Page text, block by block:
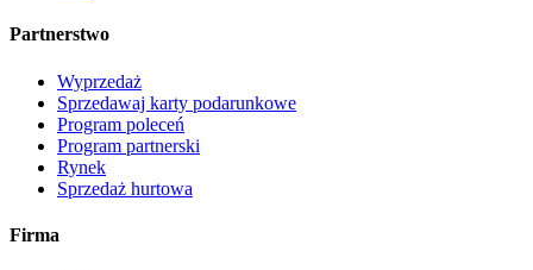
Partnerstwo
Wyprzedaż
Sprzedawaj karty podarunkowe
Program poleceń
Program partnerski
Rynek
Sprzedaż hurtowa
Firma